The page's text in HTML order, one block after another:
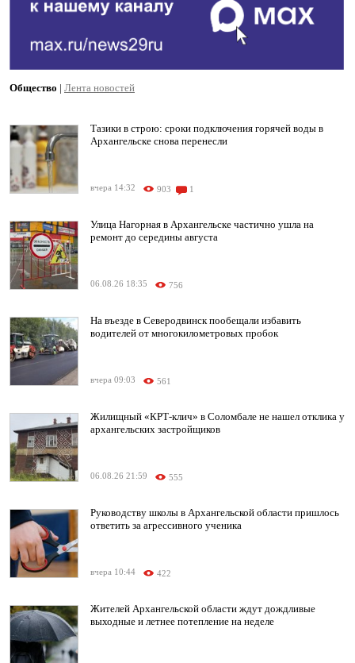
Общество | Лента новостей
Тазики в строю: сроки подключения горячей воды в
Архангельске снова перенесли
вчера 14:32 903 1
Улица Нагорная в Архангельске частично ушла на
ремонт до середины августа
06.08.26 18:35 756
На въезде в Северодвинск пообещали избавить
водителей от многокилометровых пробок
вчера 09:03 561
Жилищный «КРТ-клич» в Соломбале не нашел отклика у
архангельских застройщиков
06.08.26 21:59 555
Руководству школы в Архангельской области пришлось
ответить за агрессивного ученика
вчера 10:44 422
Жителей Архангельской области ждут дождливые
выходные и летнее потепление на неделе